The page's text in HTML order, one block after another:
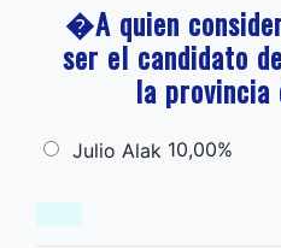
�A quien
ser el candidato
la provincia
Julio Alak 10,00%